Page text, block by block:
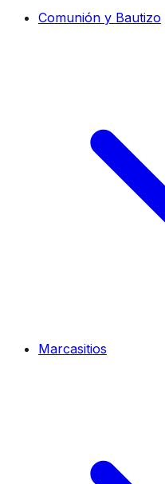
Comunión y Bautizo
Marcasitios